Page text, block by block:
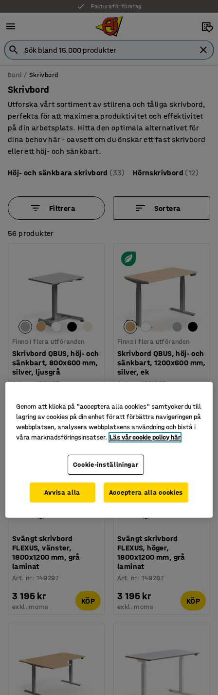
Faktura för företag
Bord Skrivbord
Skrivbord
Utforska vårt sortiment av stilrena och tåliga skrivbord,
perfekta för att maximera produktivitet och effektivitet
på din arbetsplats. Hitta den optimala alternativet för
dina behov här - oavsett om du önskar ett fast skrivbord
eller ett höj- och sänkbart.
Höj- och sänkbara skrivbord (33) Hörnskrivbord (12)
Filtrera Sortera
56 produkter
Finns i flera utföranden
Skrivbord QBUS, höj- och
sänkbart, 800x600 mm,
silver, ljusgrå
Art. nr:1621125
4 395 kr
exkl. moms
KÖP
Finns i flera utföranden
Skrivbord QBUS, höj- och
sänkbart, 1200x600 mm,
silver, ek
Art. nr:1621026
4 995 kr
exkl. moms
KÖP
Svängt skrivbord
FLEXUS, vänster,
1800x1200 mm, grå
laminat
Art. nr: 149297
3 195 kr
exkl. moms
KÖP
Svängt skrivbord
FLEXUS, höger,
1800x1200 mm, grå
laminat
Art. nr: 149287
3 195 kr
exkl. moms
KÖP
Genom att klicka på "acceptera alla cookies" samtycker du till
lagring av cookies på din enhet för att förbättra navigeringen på
webbplatsen, analysera webbplatsens användning och bistå i
våra marknadsföringsinsatser. Läs vår cookie policy här
Cookie-inställningar
Avvisa alla Acceptera alla cookies